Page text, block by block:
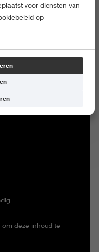
deze inhoud te
voor diensten van
op